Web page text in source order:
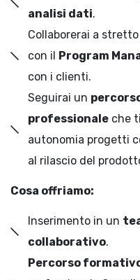
analisi dati.
Collaborerai a
con il Program
con i clienti.
Seguirai un
professionale che
autonomia progetti
al rilascio del
Cosa offriamo:
Inserimento in un
collaborativo.
Percorso